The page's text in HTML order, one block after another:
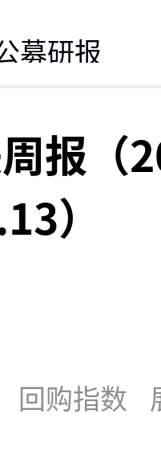
募研报
报（
）
回购指数